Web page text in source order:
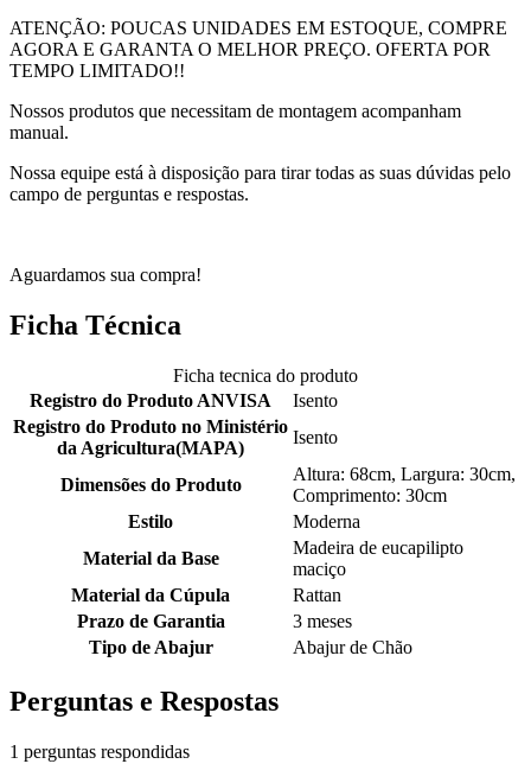
ATENÇÃO: POUCAS UNIDADES EM ESTOQUE, COMPRE
AGORA E GARANTA O MELHOR PREÇO. OFERTA POR
TEMPO LIMITADO!!
Nossos produtos que necessitam de montagem acompanham
manual.
Nossa equipe está à disposição para tirar todas as suas dúvidas pelo
campo de perguntas e respostas.
Aguardamos sua compra!
Ficha Técnica
Ficha tecnica do produto
Registro do Produto ANVISA
Isento
Registro do Produto no Ministério
da Agricultura(MAPA)
Isento
Dimensões do Produto
Altura: 68cm, Largura: 30cm,
Comprimento: 30cm
Estilo
Moderna
Material da Base
Madeira de eucapilipto
maciço
Material da Cúpula
Rattan
Prazo de Garantia
3 meses
Tipo de Abajur
Abajur de Chão
Perguntas e Respostas
1 perguntas respondidas